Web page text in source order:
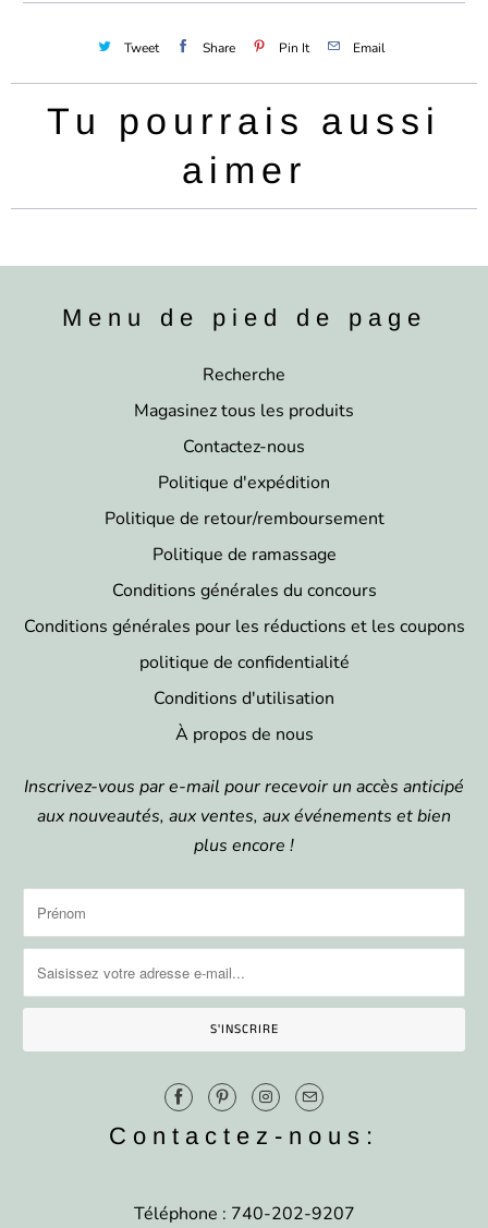
Tweet Share Pin It Email
Tu pourrais aussi
aimer
Menu de pied de page
Recherche
Magasinez tous les produits
Contactez-nous
Politique d'expédition
Politique de retour/remboursement
Politique de ramassage
Conditions générales du concours
Conditions générales pour les réductions et les coupons
politique de confidentialité
Conditions d'utilisation
À propos de nous
Inscrivez-vous par e-mail pour recevoir un accès anticipé
aux nouveautés, aux ventes, aux événements et bien
plus encore !
Contactez-nous:
Téléphone : 740-202-9207